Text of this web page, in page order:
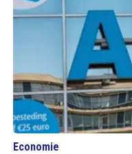
Economie